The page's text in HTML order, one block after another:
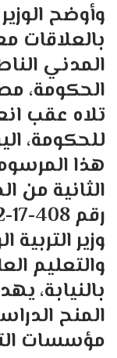
وأوضح
بالعلاقات
المدني
الحكومة،
تلاه عقب
للحكومة،
هذا
الثانية من
وزير
والتعليم
بالنيابة،
المنح
مؤسسات